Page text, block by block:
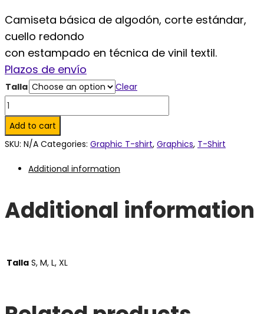
Camiseta básica de algodón, corte estándar,
cuello redondo
con estampado en técnica de vinil textil.
Plazos de envío
Talla
Clear
Hankering
White
T
quantity
Add to cart
SKU: N/A Categories: Graphic T-shirt, Graphics, T-Shirt
Additional information
Additional information
Talla S, M, L, XL